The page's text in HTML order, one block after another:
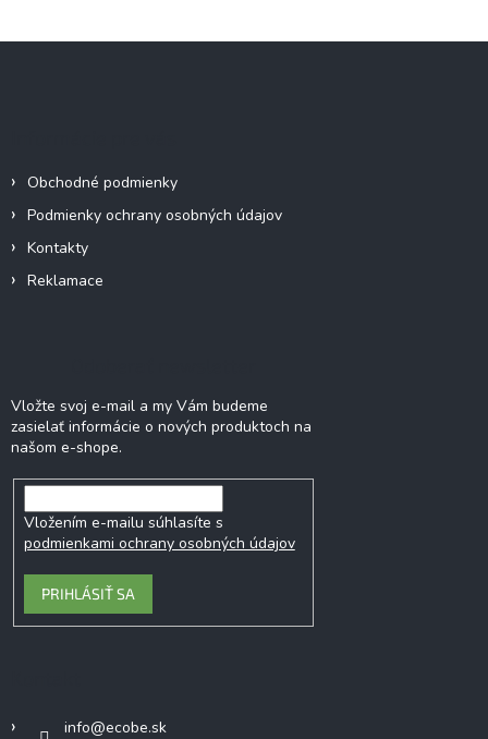
Obchodné podmienky
Podmienky ochrany osobných údajov
Kontakty
Reklamace
Vložte svoj e-mail a my Vám budeme
zasielať informácie o nových produktoch na
našom e-shope.
Vložením e-mailu súhlasíte s
podmienkami ochrany osobných údajov
PRIHLÁSIŤ SA
info@ecobe.sk